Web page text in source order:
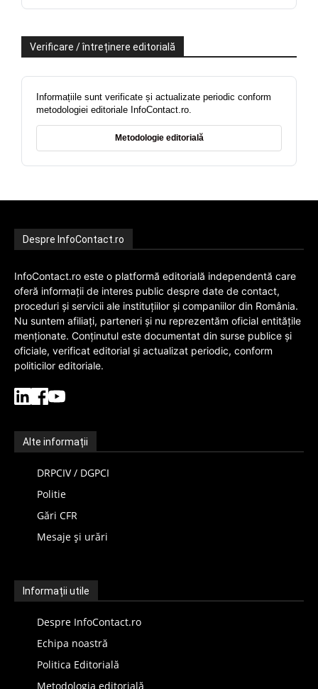
Verificare / întreținere editorială
Informațiile sunt verificate și actualizate periodic conform
metodologiei editoriale InfoContact.ro.
Metodologie editorială
Despre InfoContact.ro
InfoContact.ro este o platformă editorială independentă care
oferă informații de interes public despre date de contact,
proceduri și servicii ale instituțiilor și companiilor din România.
Nu suntem afiliați, parteneri și nu reprezentăm oficial entitățile
menționate. Conținutul este documentat din surse publice și
oficiale, verificat editorial și actualizat periodic, conform
politicilor editoriale.
Alte informații
DRPCIV / DGPCI
Politie
Gări CFR
Mesaje și urări
Informații utile
Despre InfoContact.ro
Echipa noastră
Politica Editorială
Metodologia editorială